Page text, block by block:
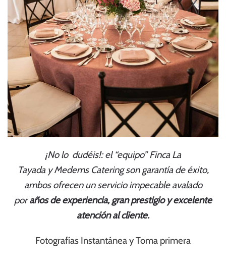
¡No lo dudéis!: el“equipo”Finca La
Tayaday Medems Cateringson garantía de éxito,
ambos ofrecen un servicio impecable avalado
poraños de experiencia, gran prestigio y excelente
atención al cliente.
Fotografías Instantánea y Toma primera